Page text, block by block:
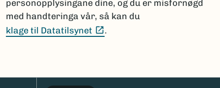
personopplysingane dine, og du er misfornøgd
med handteringa vår, så kan du
klage til Datatilsynet
.